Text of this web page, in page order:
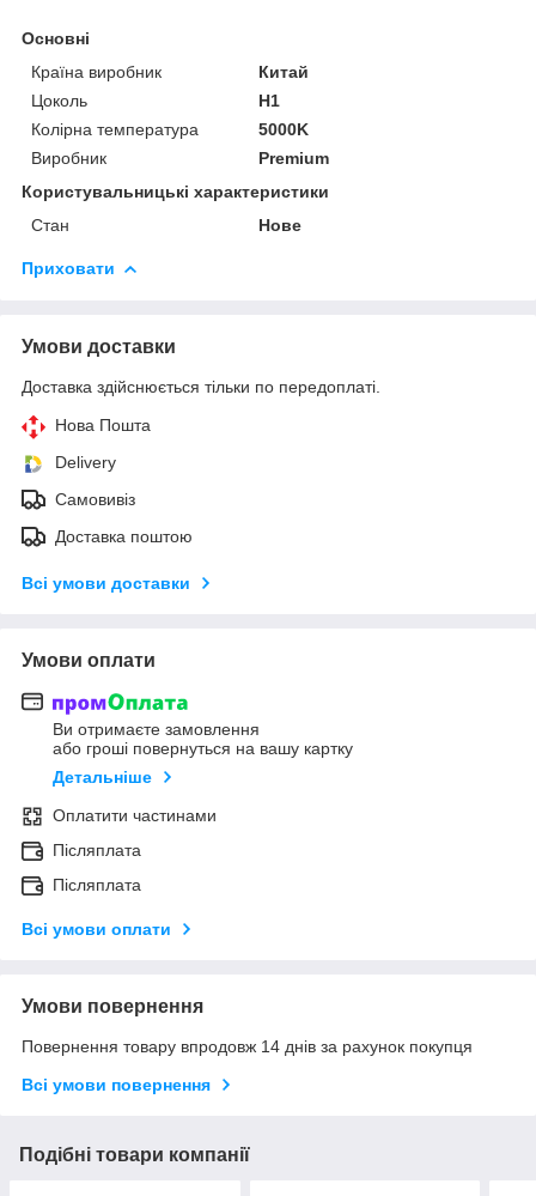
Основні
Країна виробник
Китай
Цоколь
H1
Колірна температура
5000K
Виробник
Premium
Користувальницькі характеристики
Стан
Нове
Приховати
Умови доставки
Доставка здійснюється тільки по передоплаті.
Нова Пошта
Delivery
Самовивіз
Доставка поштою
Всі умови доставки
Умови оплати
Ви отримаєте замовлення
або гроші повернуться на вашу картку
Детальніше
Оплатити частинами
Післяплата
Післяплата
Всі умови оплати
Умови повернення
Повернення товару впродовж 14 днів за рахунок покупця
Всі умови повернення
Подібні товари компанії